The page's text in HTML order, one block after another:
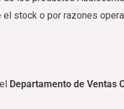
stock o por razones
Departamento de Ventas